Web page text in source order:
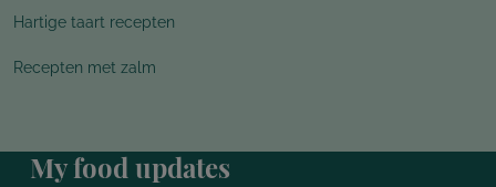
Hartige taart recepten
Recepten met zalm
My food updates